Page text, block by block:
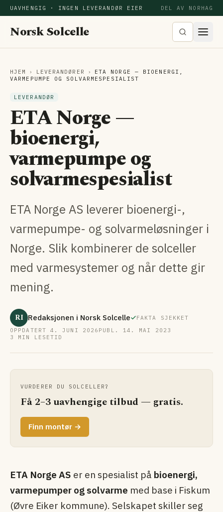
UAVHENGIG · INGEN LEVERANDØR EIER DEL AV NORHAG
Norsk Solcelle
HJEM › LEVERANDØRER ›
ETA NORGE — BIOENERGI,
VARMEPUMPE OG SOLVARME­SPESIALIST
LEVERANDØR
ETA Norge —
bioenergi,
varmepumpe og
solvarme­spesialist
ETA Norge AS leverer bioenergi-,
varmepumpe- og solvarme­løsninger i
Norge. Slik kombinerer de solceller
med varme­systemer og når dette gir
mening.
RI Redaksjonen i Norsk Solcelle
FAKTA SJEKKET
OPPDATERT 4. JUNI 2026 PUBL. 14. MAI 2023
3 MIN LESETID
VURDERER DU SOLCELLER?
Få 2–3 uavhengige tilbud — gratis.
Finn montør →
ETA Norge AS er en spesialist på bioenergi,
varmepumper og solvarme med base i Fiskum
(Øvre Eiker kommune). Selskapet skiller seg